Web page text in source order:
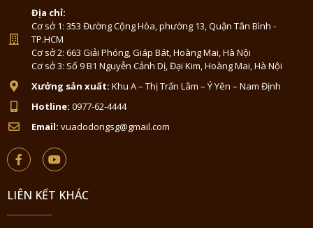
Địa chỉ:
Cơ sở 1: 353 Đường Cộng Hòa, phường 13, Quận Tân Bình -
TP.HCM
Cơ sở 2: 663 Giải Phóng, Giáp Bát, Hoàng Mai, Hà Nội
Cơ sở 3: Số 9 B1 Nguyễn Cảnh Dị, Đại Kim, Hoàng Mai, Hà Nội
Xưởng sản xuất: Khu A – Thị Trấn Lâm – Ý Yên – Nam Định
Hotline: 0977-62-4444
Email: vuadodongsg@gmail.com
LIÊN KẾT KHÁC